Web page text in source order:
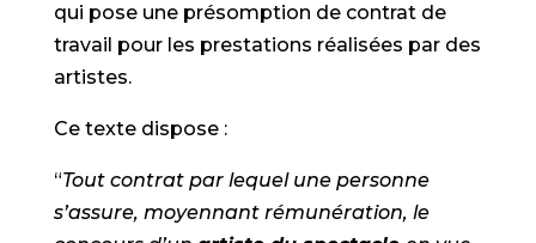
qui pose une présomption de contrat de
travail pour les prestations réalisées par des
artistes.
Ce texte dispose :
“Tout contrat par lequel une personne
s’assure, moyennant rémunération, le